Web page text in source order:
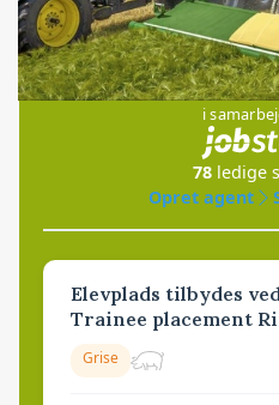
i
78 ledige
Opret agent
Elevplads tilbydes
Trainee placement
Grise